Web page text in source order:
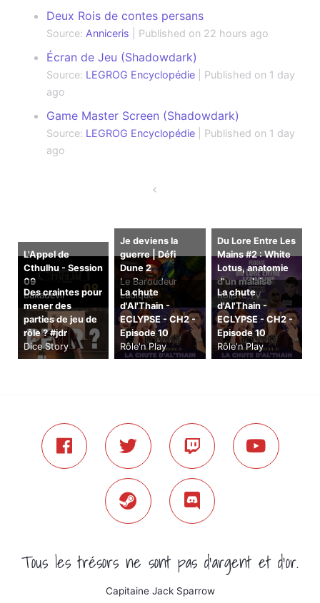
Deux Rois de contes persans
Source: Anniceris Published on 22 hours ago
Écran de Jeu (Shadowdark)
Source: LEGROG Encyclopédie
Published on 1 day
ago
Game Master Screen (Shadowdark)
Source: LEGROG Encyclopédie
Published on 1 day
ago
L'Appel de
Cthulhu - Session
09
bakadevil
Je deviens la
guerre | Défi
Dune 2
Le Baroudeur
Ludique
Du Lore Entre Les
Mains #2 : White
Lotus, anatomie
d'un malaise
Rôliste TV
Des craintes pour
mener des
parties de jeu de
rôle ? #jdr
Dice Story
La chute
d'Al'Thain -
ECLYPSE - CH2 -
Episode 10
Rôle'n Play
La chute
d'Al'Thain -
ECLYPSE - CH2 -
Episode 10
Rôle'n Play
Tous les trésors ne sont pas d'argent et d'or.
Capitaine Jack Sparrow